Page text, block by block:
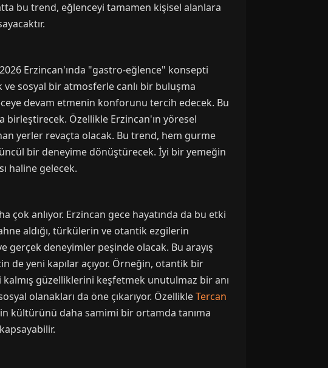
bu trend, eğlenceyi tamamen kişisel alanlara
Erzincan'ında "gastro-eğlence" konsepti
sosyal bir atmosferle canlı bir buluşma
devam etmenin konforunu tercih edecek. Bu
birleştirecek. Özellikle Erzincan'ın yöresel
yerler revaçta olacak. Bu trend, hem gurme
bir deneyime dönüştürecek. İyi bir yemeğin
haline gelecek.
anlıyor. Erzincan gece hayatında da bu etki
aldığı, türkülerin ve otantik ezgilerin
gerçek deneyimler peşinde olacak. Bu arayış
de yeni kapılar açıyor. Örneğin, otantik bir
güzelliklerini keşfetmek unutulmaz bir anı
olanakları da öne çıkarıyor. ÖzellikleTercan
kültürünü daha samimi bir ortamda tanıma